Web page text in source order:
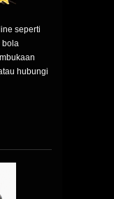
seperti
bola
hubungi